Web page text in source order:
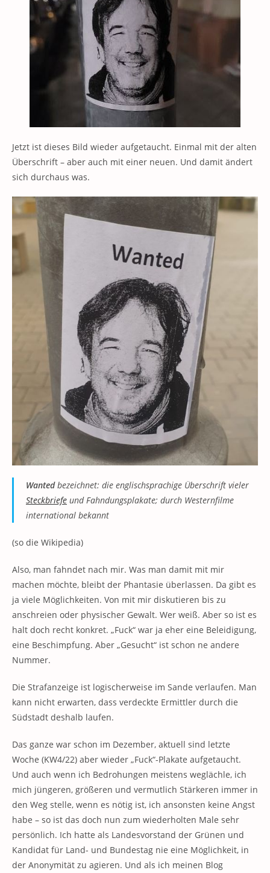
Jetzt ist dieses Bild wieder aufgetaucht. Einmal mit der alten
Überschrift – aber auch mit einer neuen. Und damit ändert
sich durchaus was.
Wantedbezeichnet: die englischsprachige Überschrift vieler
Steckbriefe und Fahndungsplakate; durch Westernfilme
international bekannt
(so die Wikipedia)
Also, man fahndet nach mir. Was man damit mit mir
machen möchte, bleibt der Phantasie überlassen. Da gibt es
ja viele Möglichkeiten. Von mit mir diskutieren bis zu
anschreien oder physischer Gewalt. Wer weiß. Aber so ist es
halt doch recht konkret. „Fuck“ war ja eher eine Beleidigung,
eine Beschimpfung. Aber „Gesucht“ ist schon ne andere
Nummer.
Die Strafanzeige ist logischerweise im Sande verlaufen. Man
kann nicht erwarten, dass verdeckte Ermittler durch die
Südstadt deshalb laufen.
Das ganze war schon im Dezember, aktuell sind letzte
Woche (KW4/22) aber wieder „Fuck“-Plakate aufgetaucht.
Und auch wenn ich Bedrohungen meistens weglächle, ich
mich jüngeren, größeren und vermutlich Stärkeren immer in
den Weg stelle, wenn es nötig ist, ich ansonsten keine Angst
habe – so ist das doch nun zum wiederholten Male sehr
persönlich. Ich hatte als Landesvorstand der Grünen und
Kandidat für Land- und Bundestag nie eine Möglichkeit, in
der Anonymität zu agieren. Und als ich meinen Blog